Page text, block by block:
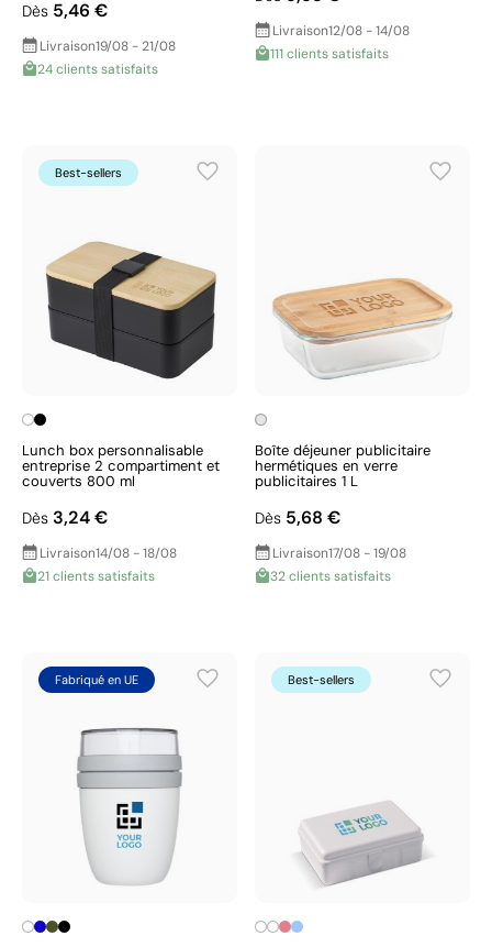
Dès 5,46 €
Livraison19/08 - 21/08
24 clients satisfaits
Livraison12/08 - 14/08
111 clients satisfaits
Best-sellers
Lunch box personnalisable
entreprise 2 compartiment et
couverts 800 ml
Dès 3,24 €
Livraison14/08 - 18/08
21 clients satisfaits
Boîte déjeuner publicitaire
hermétiques en verre
publicitaires 1 L
Dès 5,68 €
Livraison17/08 - 19/08
32 clients satisfaits
Fabriqué en UE Best-sellers